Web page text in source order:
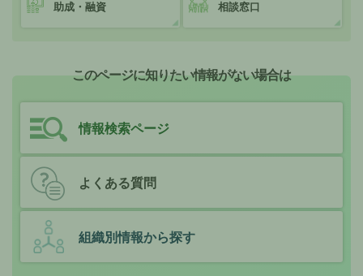
助成・融資 相談窓口
このページに知りたい情報がない場合は
情報検索ページ
よくある質問
組織別情報から探す